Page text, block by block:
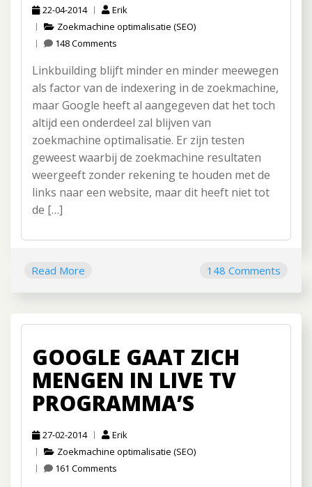
22-04-2014
Erik
Zoekmachine optimalisatie (SEO)
148 Comments
Linkbuilding blijft minder en minder meewegen
als factor van de indexering in de zoekmachine,
maar Google heeft al aangegeven dat het toch
altijd een onderdeel zal blijven van
zoekmachine optimalisatie. Er zijn testen
geweest waarbij de zoekmachine resultaten
weergeeft zonder rekening te houden met de
links naar een website, maar dit heeft niet tot
de […]
Read More 148 Comments
GOOGLE GAAT ZICH
MENGEN IN LIVE TV
PROGRAMMA’S
27-02-2014
Erik
Zoekmachine optimalisatie (SEO)
161 Comments